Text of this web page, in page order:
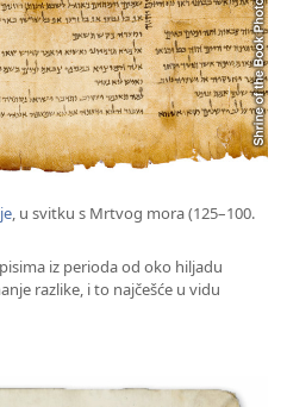
, u svitku s Mrtvog mora (125–100.
iz perioda od oko hiljadu
razlike, i to najčešće u vidu